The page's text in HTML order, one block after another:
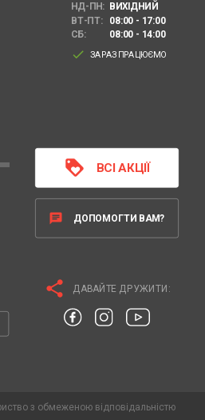
НД-ПН: ВИХІДНИЙ
ВТ-ПТ:
08:00 - 17:00
СБ:
08:00 - 14:00
done ЗАРАЗ ПРАЦЮЄМО
loyalty ВСІ АКЦІЇ
chat ДОПОМОГТИ ВАМ?
share ДАВАЙТЕ ДРУЖИТИ:
з обмеженою відповідальністю